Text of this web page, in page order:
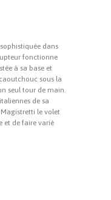
dans
fonctionne
à sa base et
sous la
seul tour de main.
de sa
le volet
et de faire varié